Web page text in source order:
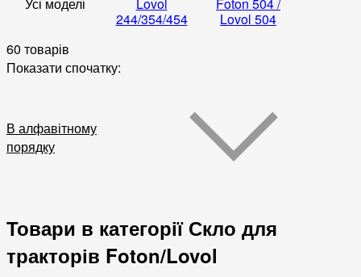
Усі моделі
Lovol
244/354/454
Foton 504 /
Lovol 504
60 товарів
Показати спочатку:
В алфавітному
порядку
Товари в категорії Скло для
тракторів Foton/Lovol